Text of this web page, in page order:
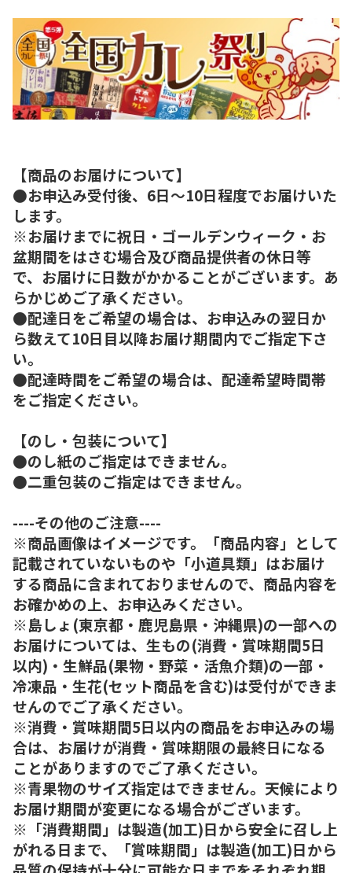
【商品のお届けについて】
●お申込み受付後、6日～10日程度でお届けいた
します。
※お届けまでに祝日・ゴールデンウィーク・お
盆期間をはさむ場合及び商品提供者の休日等
で、お届けに日数がかかることがございます。あ
らかじめご了承ください。
●配達日をご希望の場合は、お申込みの翌日か
ら数えて10日目以降お届け期間内でご指定下さ
い。
●配達時間をご希望の場合は、配達希望時間帯
をご指定ください。
【のし・包装について】
●のし紙のご指定はできません。
●二重包装のご指定はできません。
----その他のご注意----
※商品画像はイメージです。「商品内容」として
記載されていないものや「小道具類」はお届け
する商品に含まれておりませんので、商品内容を
お確かめの上、お申込みください。
※島しょ(東京都・鹿児島県・沖縄県)の一部への
お届けについては、生もの(消費・賞味期間5日
以内)・生鮮品(果物・野菜・活魚介類)の一部・
冷凍品・生花(セット商品を含む)は受付ができま
せんのでご了承ください。
※消費・賞味期間5日以内の商品をお申込みの場
合は、お届けが消費・賞味期限の最終日になる
ことがありますのでご了承ください。
※青果物のサイズ指定はできません。天候により
お届け期間が変更になる場合がございます。
※「消費期間」は製造(加工)日から安全に召し上
がれる日まで、「賞味期間」は製造(加工)日から